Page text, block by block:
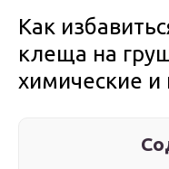
Как
клеща на
химические